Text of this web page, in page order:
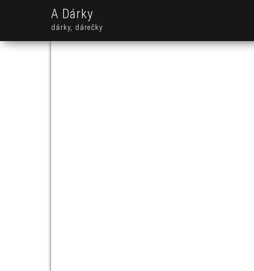
A Dárky
dárky, dárečky